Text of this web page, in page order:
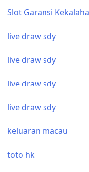
Slot Garansi
live draw sdy
live draw sdy
live draw sdy
live draw sdy
keluaran macau
toto hk